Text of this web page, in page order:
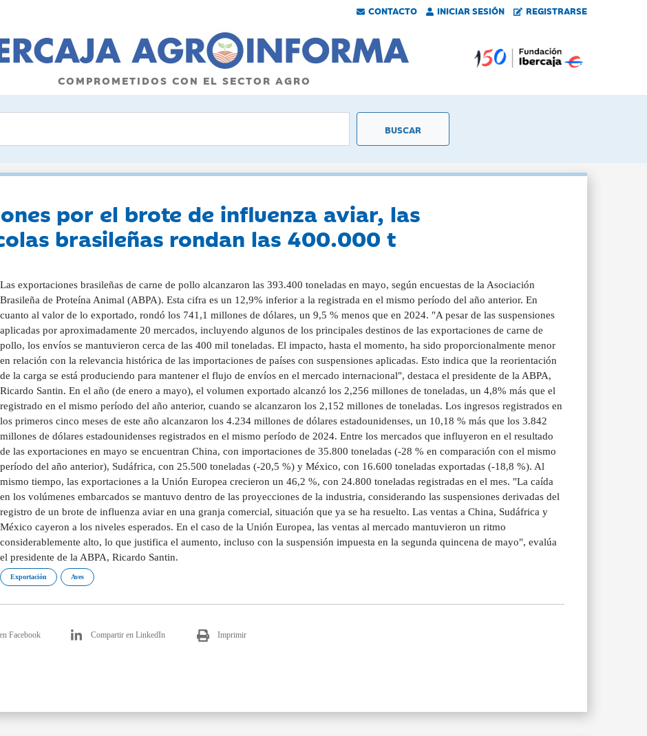
CONTACTO INICIAR SESIÓN REGISTRARSE
COMPROMETIDOS CON EL SECTOR AGRO
por el brote de influenza aviar, las
brasileñas rondan las 400.000 t
Las exportaciones brasileñas de carne de pollo alcanzaron las 393.400 toneladas en mayo, según encuestas de la Asociación
Brasileña de Proteína Animal (ABPA). Esta cifra es un 12,9% inferior a la registrada en el mismo período del año anterior. En
cuanto al valor de lo exportado, rondó los 741,1 millones de dólares, un 9,5 % menos que en 2024. "A pesar de las suspensiones
aplicadas por aproximadamente 20 mercados, incluyendo algunos de los principales destinos de las exportaciones de carne de
pollo, los envíos se mantuvieron cerca de las 400 mil toneladas. El impacto, hasta el momento, ha sido proporcionalmente menor
en relación con la relevancia histórica de las importaciones de países con suspensiones aplicadas. Esto indica que la reorientación
de la carga se está produciendo para mantener el flujo de envíos en el mercado internacional", destaca el presidente de la ABPA,
Ricardo Santin. En el año (de enero a mayo), el volumen exportado alcanzó los 2,256 millones de toneladas, un 4,8% más que el
registrado en el mismo período del año anterior, cuando se alcanzaron los 2,152 millones de toneladas. Los ingresos registrados en
los primeros cinco meses de este año alcanzaron los 4.234 millones de dólares estadounidenses, un 10,18 % más que los 3.842
millones de dólares estadounidenses registrados en el mismo período de 2024. Entre los mercados que influyeron en el resultado
de las exportaciones en mayo se encuentran China, con importaciones de 35.800 toneladas (-28 % en comparación con el mismo
período del año anterior), Sudáfrica, con 25.500 toneladas (-20,5 %) y México, con 16.600 toneladas exportadas (-18,8 %). Al
mismo tiempo, las exportaciones a la Unión Europea crecieron un 46,2 %, con 24.800 toneladas registradas en el mes. "La caída
en los volúmenes embarcados se mantuvo dentro de las proyecciones de la industria, considerando las suspensiones derivadas del
registro de un brote de influenza aviar en una granja comercial, situación que ya se ha resuelto. Las ventas a China, Sudáfrica y
México cayeron a los niveles esperados. En el caso de la Unión Europea, las ventas al mercado mantuvieron un ritmo
considerablemente alto, lo que justifica el aumento, incluso con la suspensión impuesta en la segunda quincena de mayo", evalúa
el presidente de la ABPA, Ricardo Santin.
Exportación Aves
Facebook Compartir en LinkedIn Imprimir